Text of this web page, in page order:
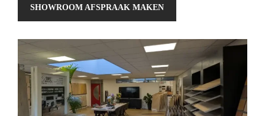
SHOWROOM AFSPRAAK MAKEN